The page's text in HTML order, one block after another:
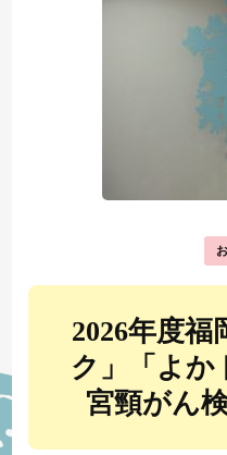
2026年度福
ク」「よか
宮頸がん